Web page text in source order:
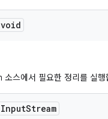
스에서 필요한 정리를 실행
Stream